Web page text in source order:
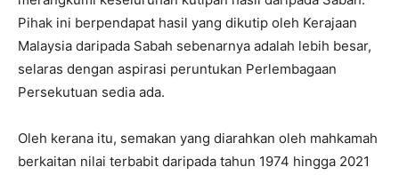
Pihak ini berpendapat hasil yang dikutip oleh Kerajaan
Malaysia daripada Sabah sebenarnya adalah lebih besar,
selaras dengan aspirasi peruntukan Perlembagaan
Persekutuan sedia ada.
Oleh kerana itu, semakan yang diarahkan oleh mahkamah
berkaitan nilai terbabit daripada tahun 1974 hingga 2021